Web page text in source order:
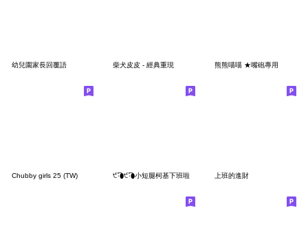
幼兒園家長回覆語 柴犬皮皮 - 經典重現 熊熊喵喵 ★嘴砲專用
Chubby girls 25 (TW) ੯‧̀͡⬮੯‧̀͡⬮小短腿柯基下班啦 上班的進財